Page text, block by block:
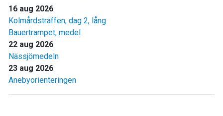
16 aug 2026
Kolmårdsträffen, dag 2, lång
Bauertrampet, medel
22 aug 2026
Nässjömedeln
23 aug 2026
Anebyorienteringen